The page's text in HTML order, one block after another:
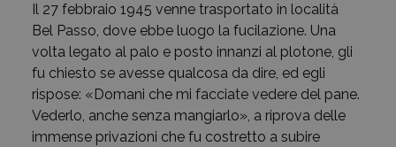
Il 27 febbraio 1945 venne trasportato in località
Bel Passo, dove ebbe luogo la fucilazione. Una
volta legato al palo e posto innanzi al plotone, gli
fu chiesto se avesse qualcosa da dire, ed egli
rispose: «Domani che mi facciate vedere del pane.
Vederlo, anche senza mangiarlo», a riprova delle
immense privazioni che fu costretto a subire